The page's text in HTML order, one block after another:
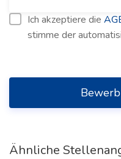
Ich akzeptiere die
stimme der
Ähnliche